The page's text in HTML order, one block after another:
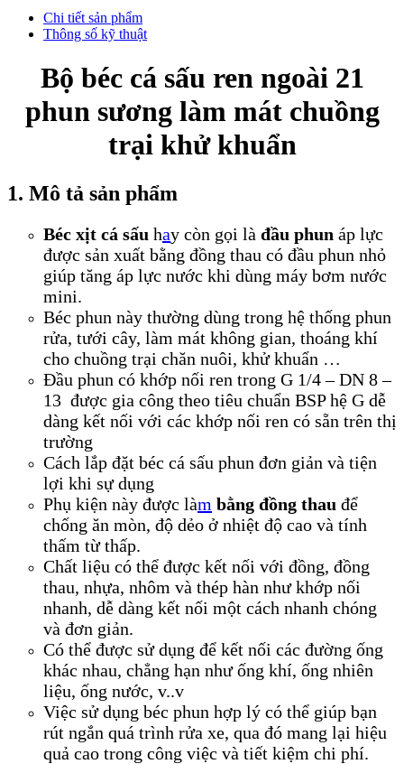
Chi tiết sản phẩm
Thông số kỹ thuật
Bộ béc cá sấu ren ngoài 21
phun sương làm mát chuồng
trại khử khuẩn
1. Mô tả sản phẩm
Béc xịt cá sấu hay còn gọi là đầu phun áp lực
được sản xuất bằng đồng thau có đầu phun nhỏ
giúp tăng áp lực nước khi dùng máy bơm nước
mini.
Béc phun này thường dùng trong hệ thống phun
rửa, tưới cây, làm mát không gian, thoáng khí
cho chuồng trại chăn nuôi, khử khuẩn …
Đầu phun có khớp nối ren trong G 1/4 – DN 8 –
13 được gia công theo tiêu chuẩn BSP hệ G dễ
dàng kết nối với các khớp nối ren có sẵn trên thị
trường
Cách lắp đặt béc cá sấu phun đơn giản và tiện
lợi khi sự dụng
Phụ kiện này được làm bằng đồng thau để
chống ăn mòn, độ dẻo ở nhiệt độ cao và tính
thấm từ thấp.
Chất liệu có thể được kết nối với đồng, đồng
thau, nhựa, nhôm và thép hàn như khớp nối
nhanh, dễ dàng kết nối một cách nhanh chóng
và đơn giản.
Có thể được sử dụng để kết nối các đường ống
khác nhau, chẳng hạn như ống khí, ống nhiên
liệu, ống nước, v..v
Việc sử dụng béc phun hợp lý có thể giúp bạn
rút ngắn quá trình rửa xe, qua đó mang lại hiệu
quả cao trong công việc và tiết kiệm chi phí.